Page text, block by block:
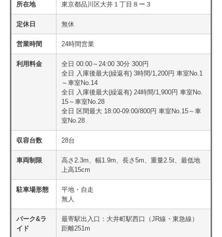
所在地 東京都品川区大井１丁目８ー３
定休日 無休
営業時間 24時間営業
利用料金
全日 00:00～24:00 30分 300円
全日 入庫後最大(繰返有) 3時間/1,200円 車室No.1
～車室No.14
全日 入庫後最大(繰返有) 24時間/1,900円 車室No.
15～車室No.28
全日 区間最大 18:00-09:00/800円 車室No.15～車
室No.28
収容台数 28台
車両制限
高さ2.3m、幅1.9m、長さ5m、重量2.5t、最低地
上高15cm
駐車場形態
平地・自走
無人
パーク&ラ
イド
最寄駅出入口：大井町駅西口（JR線・東急線）
距離251m